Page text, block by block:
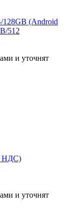
128GB (Android
512
и уточнят
НДС)
и уточнят